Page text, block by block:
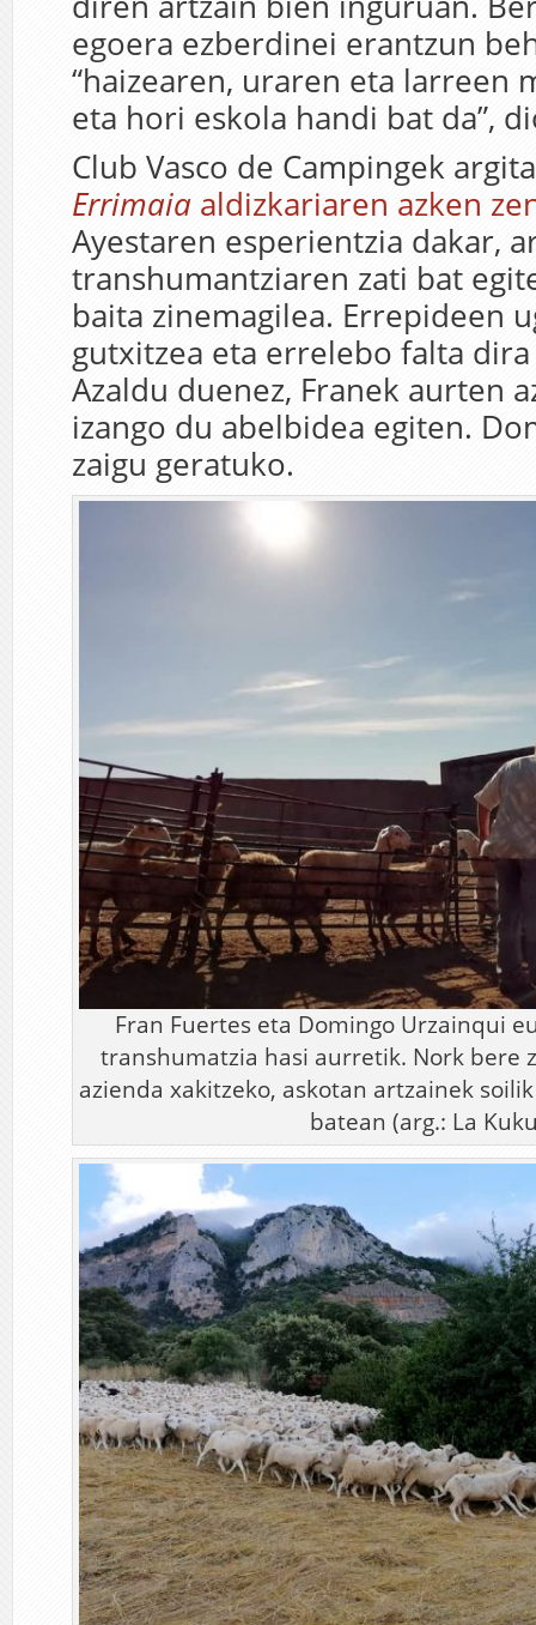
egoera ezberdinei erantzun
“haizearen, uraren eta larreen
eta hori eskola handi bat da”,
Club Vasco de Campingek
Errimaia aldizkariaren azken
Ayestaren esperientzia dakar,
transhumantziaren zati bat
baita zinemagilea. Errepideen
gutxitzea eta errelebo falta dira
Azaldu duenez, Franek aurten
izango du abelbidea egiten.
zaigu geratuko.
Fran Fuertes eta Domingo Urzainqui
transhumatzia hasi aurretik. Nork bere
azienda xakitzeko, askotan artzainek
batean (arg.: La